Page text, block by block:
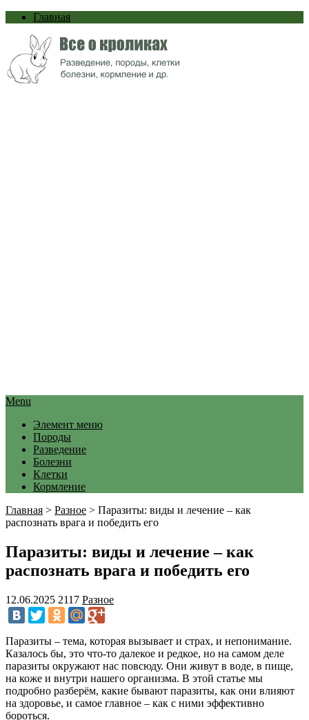
Главная
Menu
Элемент меню
Породы
Разведение
Болезни
Клетки
Кормление
Главная > Разное > Паразиты: виды и лечение – как
распознать врага и победить его
Паразиты: виды и лечение – как
распознать врага и победить его
12.06.2025 2117 Разное
Паразиты – тема, которая вызывает и страх, и непонимание.
Казалось бы, это что-то далекое и редкое, но на самом деле
паразиты окружают нас повсюду. Они живут в воде, в пище,
на коже и внутри нашего организма. В этой статье мы
подробно разберём, какие бывают паразиты, как они влияют
на здоровье, и самое главное – как с ними эффективно
бороться.